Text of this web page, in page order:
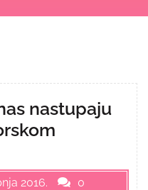
nastupaju
2016.
0